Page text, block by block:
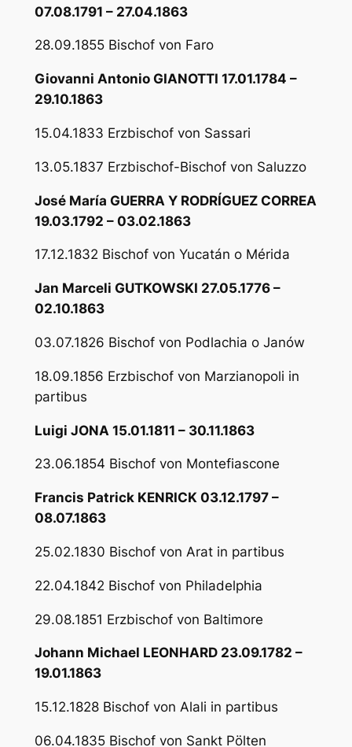
07.08.1791 – 27.04.1863
28.09.1855 Bischof von Faro
Giovanni Antonio GIANOTTI 17.01.1784 –
29.10.1863
15.04.1833 Erzbischof von Sassari
13.05.1837 Erzbischof-Bischof von Saluzzo
José María GUERRA Y RODRÍGUEZ CORREA
19.03.1792 – 03.02.1863
17.12.1832 Bischof von Yucatán o Mérida
Jan Marceli GUTKOWSKI 27.05.1776 –
02.10.1863
03.07.1826 Bischof von Podlachia o Janów
18.09.1856 Erzbischof von Marzianopoli in
partibus
Luigi JONA 15.01.1811 – 30.11.1863
23.06.1854 Bischof von Montefiascone
Francis Patrick KENRICK 03.12.1797 –
08.07.1863
25.02.1830 Bischof von Arat in partibus
22.04.1842 Bischof von Philadelphia
29.08.1851 Erzbischof von Baltimore
Johann Michael LEONHARD 23.09.1782 –
19.01.1863
15.12.1828 Bischof von Alali in partibus
06.04.1835 Bischof von Sankt Pölten